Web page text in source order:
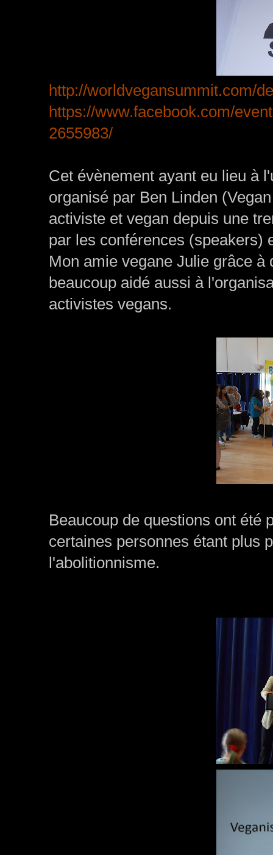
http://worldvegansummit.com/
https://www.facebook.com/
2655983/
Cet évènement ayant eu lieu à
organisé par Ben Linden
activiste et vegan depuis une
par les conférences (speakers)
Mon amie vegane Julie grâce
beaucoup aidé aussi à
activistes vegans.
Beaucoup de questions ont été
certaines personnes étant plus
l'abolitionnisme.